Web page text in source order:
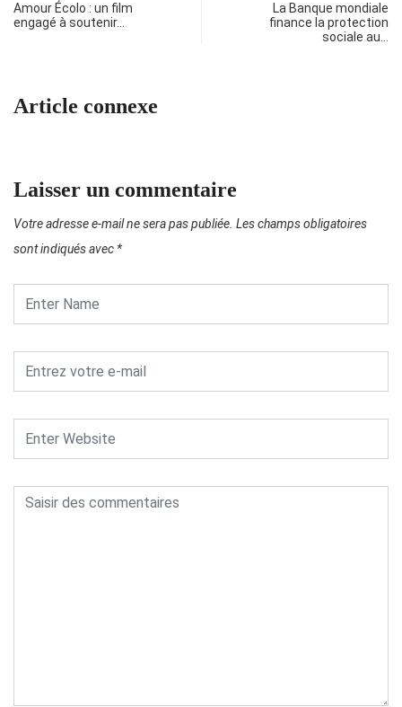
Amour Écolo : un film
engagé à soutenir…
La Banque mondiale
finance la protection
sociale au…
Article connexe
Laisser un commentaire
Votre adresse e-mail ne sera pas publiée. Les champs obligatoires
sont indiqués avec *